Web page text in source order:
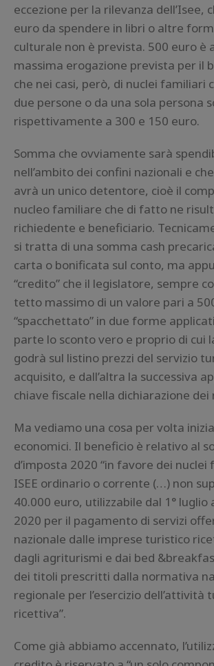
eccezione per la rilevanza dell’Isee,
euro da spendere in libri o altre
culturale non è prevista. 500 euro è
massima erogazione prevista per il
che nei casi, però, di nuclei familiari
due persone o da una sola persona
rispettivamente a 300 e 150 euro.
Somma che ovviamente sarà
nell’ambito dei confini nazionali e
avrà un unico detentore, cioè il
nucleo familiare che di fatto ne
richiedente e beneficiario.
si tratta di una somma cash
carta o bonificata sul conto, ma
“credito” che il legislatore, sempre
tetto massimo di un valore pari a
“spacchettato” in due forme
parte lo sconto vero e proprio di cui
godrà sul listino prezzi del servizio
acquisito, e dall’altra la successiva
chiave fiscale nella dichiarazione dei
Ma vediamo una cosa per volta
economici. Il beneficio è relativo al
d’imposta 2020 “in favore dei nuclei
ISEE ordinario o corrente (…) non
40.000 euro, utilizzabile dal 1° luglio
2020 per il pagamento di servizi
nazionale dalle imprese turistico
dagli agriturismi e dai bed
dei titoli prescritti dalla normativa
regionale per l’esercizio dell’attività
ricettiva”.
Come già abbiamo accennato,